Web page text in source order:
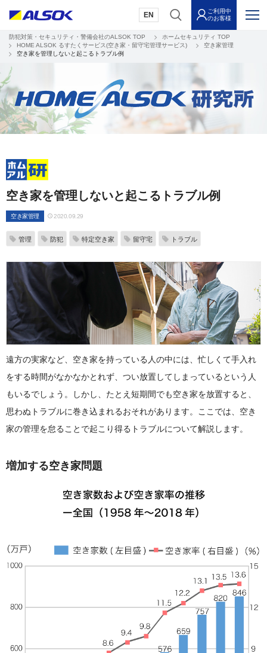
EN
ご利用中
のお客様
防犯対策・セキュリティ・警備会社のALSOK TOP
ホームセキュリティ TOP
HOME ALSOK るすたくサービス(空き家・留守宅管理サービス)
空き家管理
空き家を管理しないと起こるトラブル例
空き家を管理しないと起こるトラブル例
空き家管理 2020.09.29
管理 防犯 特定空き家 留守宅 トラブル
遠方の実家など、空き家を持っている人の中には、忙しくて手入れ
をする時間がなかなかとれず、つい放置してしまっているという人
もいるでしょう。しかし、たとえ短期間でも空き家を放置すると、
思わぬトラブルに巻き込まれるおそれがあります。ここでは、空き
家の管理を怠ることで起こり得るトラブルについて解説します。
増加する空き家問題